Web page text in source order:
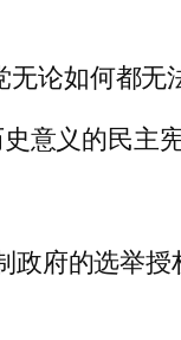
论如何都无
义的民主宪
府的选举